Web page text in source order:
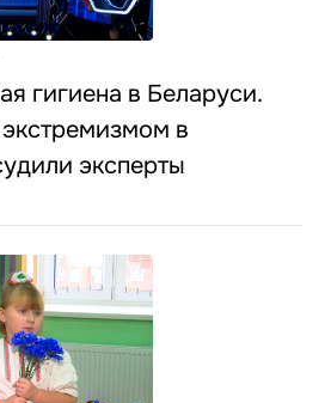
гигиена в Беларуси.
в
эксперты